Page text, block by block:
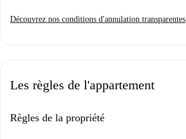
Découvrez nos conditions d'annulation transparentes
Les règles de l'appartement
Règles de la propriété